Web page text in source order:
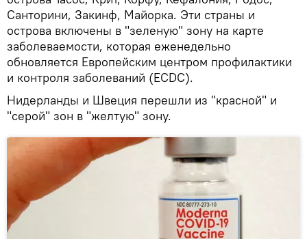
Санторини, Закинф, Майорка. Эти страны и
острова включены в "зеленую" зону на карте
заболеваемости, которая еженедельно
обновляется Европейским центром профилактики
и контроля заболеваний (ECDC).
Нидерланды и Швеция перешли из "красной" и
"серой" зон в "желтую" зону.